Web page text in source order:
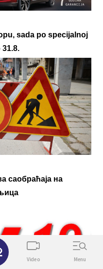
sada po specijalnoj
саобраћаја на
Video Menu